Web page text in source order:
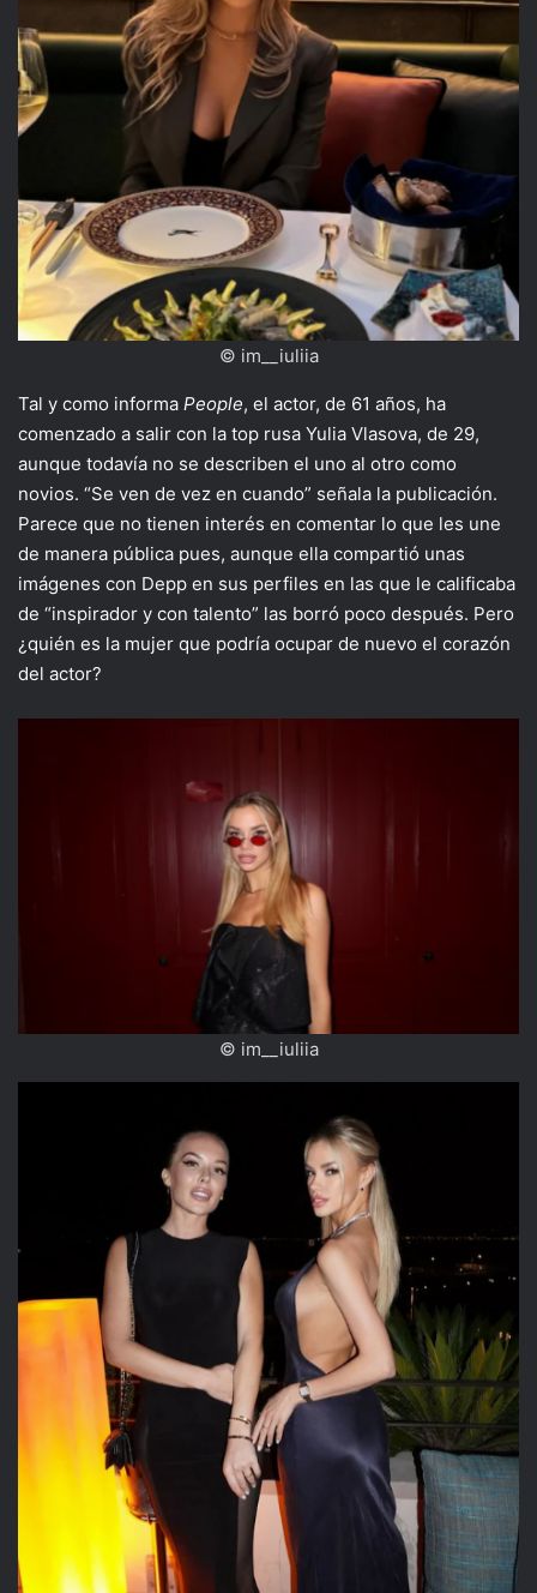
© im__iuliia
Tal y como informa People, el actor, de 61 años, ha
comenzado a salir con la top rusa Yulia Vlasova, de 29,
aunque todavía no se describen el uno al otro como
novios. “Se ven de vez en cuando” señala la publicación.
Parece que no tienen interés en comentar lo que les une
de manera pública pues, aunque ella compartió unas
imágenes con Depp en sus perfiles en las que le calificaba
de “inspirador y con talento” las borró poco después. Pero
¿quién es la mujer que podría ocupar de nuevo el corazón
del actor?
© im__iuliia